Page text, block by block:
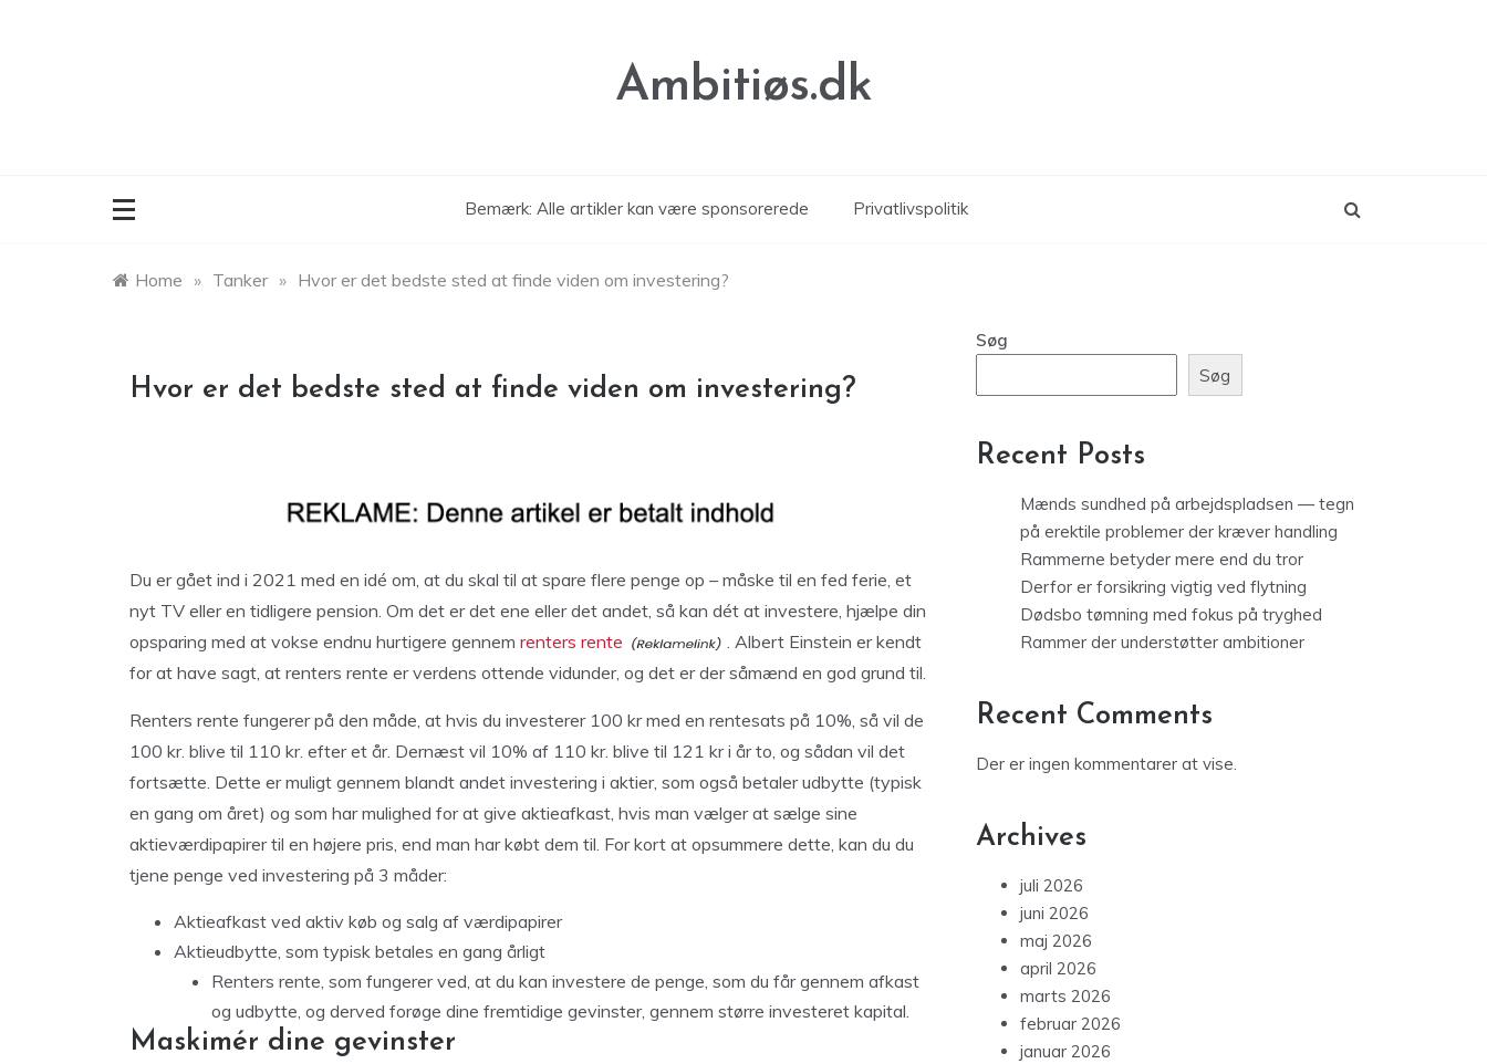
Ambitiøs.dk
Bemærk: Alle artikler kan være sponsorerede Privatlivspolitik
Home » Tanker » Hvor er det bedste sted at finde viden om investering?
Hvor er det bedste sted at finde viden om investering?
Du er gået ind i 2021 med en idé om, at du skal til at spare flere penge op – måske til en fed ferie, et
nyt TV eller en tidligere pension. Om det er det ene eller det andet, så kan dét at investere, hjælpe din
opsparing med at vokse endnu hurtigere gennem renters rente
. Albert Einstein er kendt
for at have sagt, at renters rente er verdens ottende vidunder, og det er der såmænd en god grund til.
Renters rente fungerer på den måde, at hvis du investerer 100 kr med en rentesats på 10%, så vil de
100 kr. blive til 110 kr. efter et år. Dernæst vil 10% af 110 kr. blive til 121 kr i år to, og sådan vil det
fortsætte. Dette er muligt gennem blandt andet investering i aktier, som også betaler udbytte (typisk
en gang om året) og som har mulighed for at give aktieafkast, hvis man vælger at sælge sine
aktieværdipapirer til en højere pris, end man har købt dem til. For kort at opsummere dette, kan du du
tjene penge ved investering på 3 måder:
Aktieafkast ved aktiv køb og salg af værdipapirer
Aktieudbytte, som typisk betales en gang årligt
Renters rente, som fungerer ved, at du kan investere de penge, som du får gennem afkast
og udbytte, og derved forøge dine fremtidige gevinster, gennem større investeret kapital.
Maskimér dine gevinster
Søg
Søg
Recent Posts
Mænds sundhed på arbejdspladsen — tegn
på erektile problemer der kræver handling
Rammerne betyder mere end du tror
Derfor er forsikring vigtig ved flytning
Dødsbo tømning med fokus på tryghed
Rammer der understøtter ambitioner
Recent Comments
Der er ingen kommentarer at vise.
Archives
juli 2026
juni 2026
maj 2026
april 2026
marts 2026
februar 2026
januar 2026